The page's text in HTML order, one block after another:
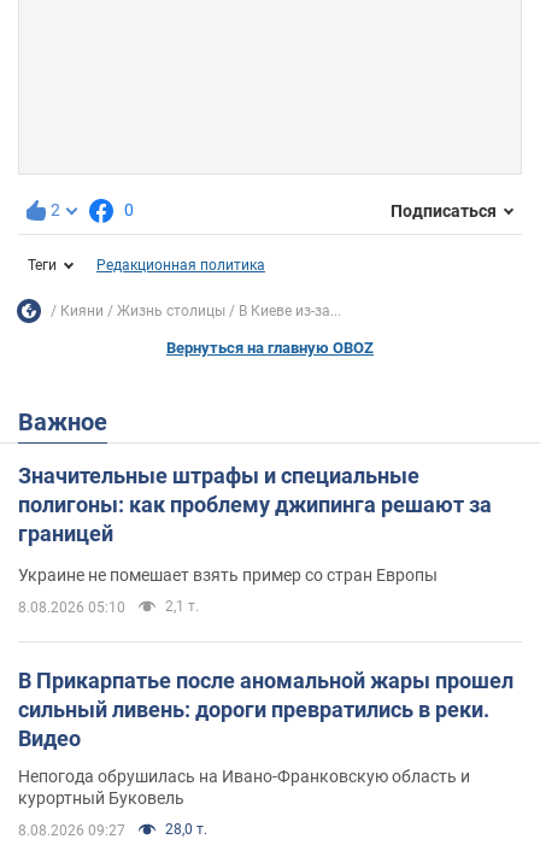
2 0 Подписаться
Теги Редакционная политика
Кияни Жизнь столицы В Киеве из-за...
Вернуться на главную OBOZ
Важное
Значительные штрафы и специальные
полигоны: как проблему джипинга решают за
границей
Украине не помешает взять пример со стран Европы
8.08.2026 05:10 2,1 т.
В Прикарпатье после аномальной жары прошел
сильный ливень: дороги превратились в реки.
Видео
Непогода обрушилась на Ивано-Франковскую область и
курортный Буковель
8.08.2026 09:27 28,0 т.